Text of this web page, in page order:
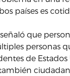
países es
que
personas
de